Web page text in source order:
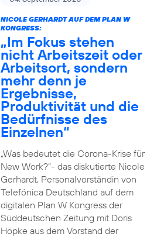
NICOLE GERHARDT AUF DEM PLAN W
KONGRESS:
„Im Fokus stehen
nicht Arbeitszeit oder
Arbeitsort, sondern
mehr denn je
Ergebnisse,
Produktivität und die
Bedürfnisse des
Einzelnen“
„Was bedeutet die Corona-Krise für
New Work?“- das diskutierte Nicole
Gerhardt, Personalvorständin von
Telefónica Deutschland auf dem
digitalen Plan W Kongress der
Süddeutschen Zeitung mit Doris
Höpke aus dem Vorstand der